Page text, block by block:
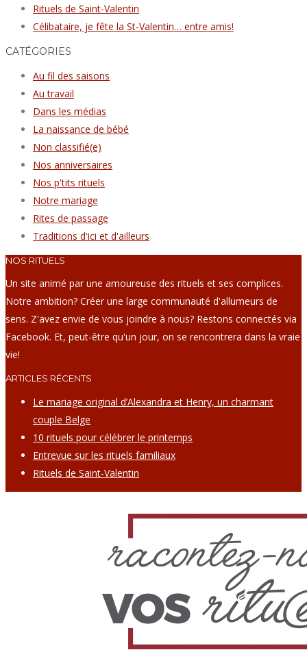
Rituels de Saint-Valentin
Célibataire, je fête la St-Valentin… entre amis!
CATÉGORIES
Au fil des saisons
Au travail
Dans les médias
La naissance de bébé
Non classifié(e)
Nos anniversaires
Nos p'tits rituels
Notre mariage
Rites de passage
Traditions d'ici et d'ailleurs
NOS RITUELS
Un site animé par une amoureuse des rituels et ses complices.
Notre ambition? Créer une large communauté d'allumeurs de
sens. Z'avez envie de vous joindre à nous? Restons connectés via
Facebook. Et, peut-être qu'un jour, on se rencontrera dans la vraie
vie!
ARTICLES RÉCENTS
Le mariage original d’Alexandra et Henry, un charmant
couple Belge
10 rituels pour célébrer le printemps
Entrevue sur les rituels familiaux
Rituels de Saint-Valentin